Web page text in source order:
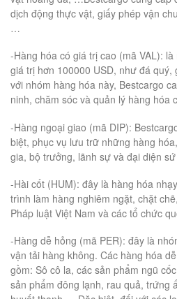
dịch động thực vật, giấy phép vận
…
-Hàng hóa có giá trị cao (mã VAL):
giá trị hơn 100000 USD, như đá
với nhóm hàng hóa này, Bestcargo
ninh, chăm sóc và quản lý hàng hóa
-Hàng ngoại giao (mã DIP):
biệt, phục vụ lưu trữ những hàng
gia, bộ trưởng, lãnh sự và đại diện
-Hài cốt (HUM): đây là hàng hóa
trình làm hàng nghiêm ngặt, chặt
Pháp luật Việt Nam và các tổ chức
-Hàng dễ hỏng (mã PER): đây là
vận tải hàng không. Các hàng hóa
gồm: Sô cô la, các sản phẩm ngũ
sản phẩm đông lạnh, rau quả, trứng